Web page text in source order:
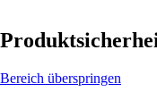
Bereich überspringen